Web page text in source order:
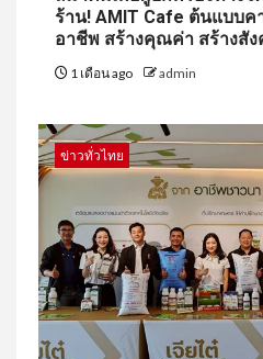
ร้าน! AMIT Cafe ต้นแบบค
อาชีพ สร้างคุณค่า สร้างสัง
1 เดือน ago admin
ข่าวทั่วไทย